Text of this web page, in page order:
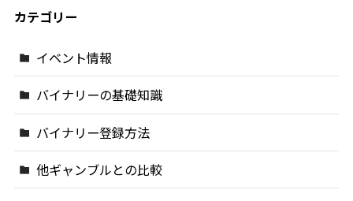
カテゴリー
イベント情報
バイナリーの基礎知識
バイナリー登録方法
他ギャンブルとの比較